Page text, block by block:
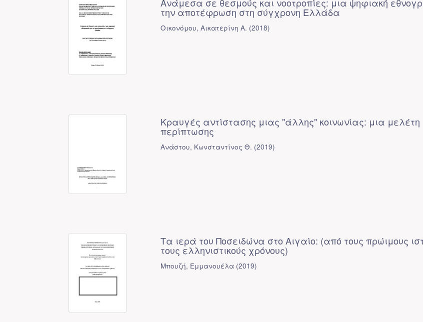
την αποτέφρωση στη σύγχρονη Ελλάδα
Οικονόμου, Αικατερίνη Α. (2018)
Κραυγές αντίστασης μιας "άλλης" κοινωνίας: μια μελέτη
περίπτωσης
Ανάστου, Κωνσταντίνος Θ. (2019)
Τα ιερά του Ποσειδώνα στο Αιγαίο: (από τους πρώιμους
τους ελληνιστικούς χρόνους)
Μπουζή, Εμμανουέλα (2019)